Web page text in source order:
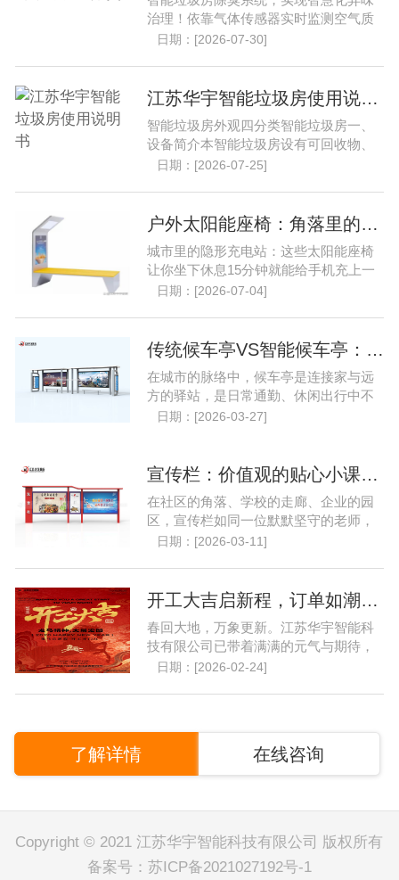
治理！依靠气体传感器实时监测空气质
量，自动启停净化设备。......
日期：[2026-07-30]
江苏华宇智能垃圾房使用说明书..
智能垃圾房外观四分类智能垃圾房一、
设备简介本智能垃圾房设有可回收物、
厨余垃圾、有害垃圾、其......
日期：[2026-07-25]
户外太阳能座椅：角落里的隐形充电站..
城市里的隐形充电站：这些太阳能座椅
让你坐下休息15分钟就能给手机充上一
半的电，阴雨天也能用，......
日期：[2026-07-04]
传统候车亭VS智能候车亭：谁更懂你的出行需求？..
在城市的脉络中，候车亭是连接家与远
方的驿站，是日常通勤、休闲出行中不
可或缺的节点。从遮风挡......
日期：[2026-03-27]
宣传栏：价值观的贴心小课堂..
在社区的角落、学校的走廊、企业的园
区，宣传栏如同一位默默坚守的老师，
以它独特的方式，成为了......
日期：[2026-03-11]
开工大吉启新程，订单如潮开门红..
春回大地，万象更新。江苏华宇智能科
技有限公司已带着满满的元气与期待，
重返熟悉的岗位，以崭新......
日期：[2026-02-24]
了解详情 在线咨询
Copyright © 2021 江苏华宇智能科技有限公司 版权所有
备案号： 苏ICP备2021027192号-1